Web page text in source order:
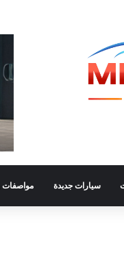
سيارات جديدة مواصفات